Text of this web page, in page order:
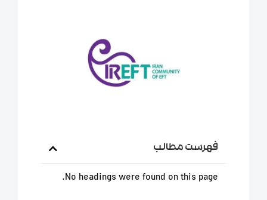
فهرست مطالب
No headings were found on this page.